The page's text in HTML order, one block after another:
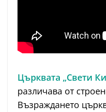
Църквата „Свети
различава от
Възраждането